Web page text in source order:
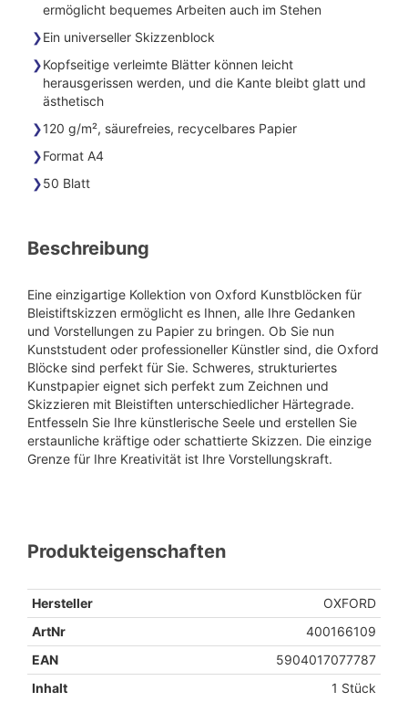
ermöglicht bequemes Arbeiten auch im Stehen
Ein universeller Skizzenblock
Kopfseitige verleimte Blätter können leicht
herausgerissen werden, und die Kante bleibt glatt und
ästhetisch
120 g/m², säurefreies, recycelbares Papier
Format A4
50 Blatt
Beschreibung
Eine einzigartige Kollektion von Oxford Kunstblöcken für
Bleistiftskizzen ermöglicht es Ihnen, alle Ihre Gedanken
und Vorstellungen zu Papier zu bringen. Ob Sie nun
Kunststudent oder professioneller Künstler sind, die Oxford
Blöcke sind perfekt für Sie. Schweres, strukturiertes
Kunstpapier eignet sich perfekt zum Zeichnen und
Skizzieren mit Bleistiften unterschiedlicher Härtegrade.
Entfesseln Sie Ihre künstlerische Seele und erstellen Sie
erstaunliche kräftige oder schattierte Skizzen. Die einzige
Grenze für Ihre Kreativität ist Ihre Vorstellungskraft.
Produkteigenschaften
Hersteller
OXFORD
ArtNr
400166109
EAN
5904017077787
Inhalt
1 Stück